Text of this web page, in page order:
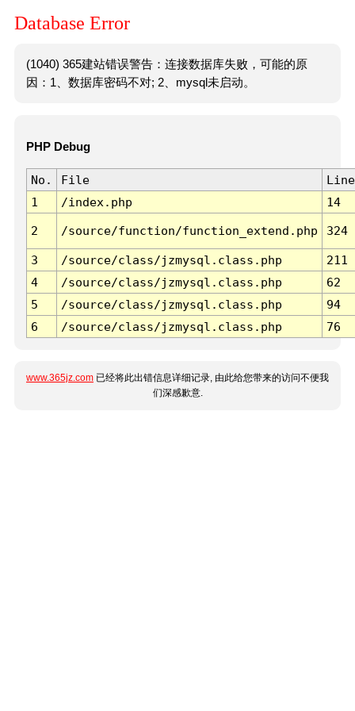
Database Error
(1040) 365建站错误警告：连接数据库失败，可能的原
因：1、数据库密码不对; 2、mysql未启动。
PHP Debug
No. File
Line
1
/index.php 14
2 /source/function/function_extend.php 324
3 /source/class/jzmysql.class.php
211
4
/source/class/jzmysql.class.php
62
5
/source/class/jzmysql.class.php
94
6
/source/class/jzmysql.class.php 76
www.365jz.com 已经将此出错信息详细记录, 由此给您带来的访问不便我
们深感歉意.